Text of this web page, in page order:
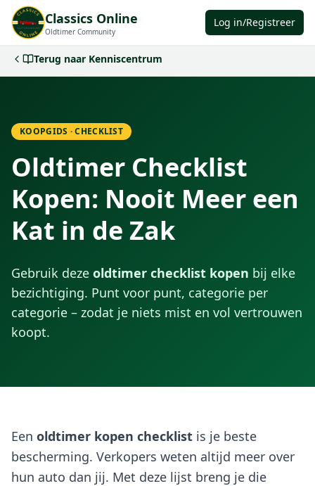
Classics Online
Oldtimer Community
Log in/Registreer
Terug naar Kenniscentrum
KOOPGIDS · CHECKLIST
Oldtimer Checklist
Kopen: Nooit Meer een
Kat in de Zak
Gebruik deze oldtimer checklist kopen bij elke
bezichtiging. Punt voor punt, categorie per
categorie – zodat je niets mist en vol vertrouwen
koopt.
Een oldtimer kopen checklist is je beste
bescherming. Verkopers weten altijd meer over
hun auto dan jij. Met deze lijst breng je die